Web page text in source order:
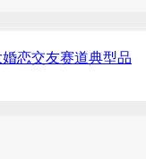
恋交友赛道典型品